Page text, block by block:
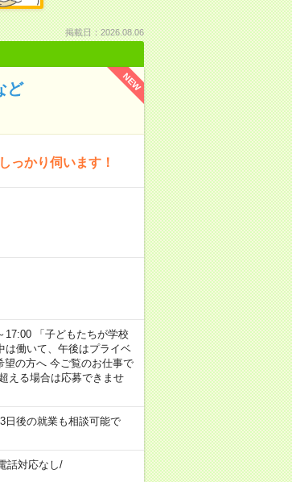
掲載日：2026.08.06
NEW
ど
っかり伺います！
17:00 「子どもたちが学校
は働いて、午後はプライベ
の方へ 今ご覧のお仕事で
える場合は応募できませ
日後の就業も相談可能で
話対応なし/